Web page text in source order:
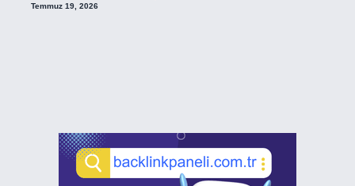
Temmuz 19, 2026